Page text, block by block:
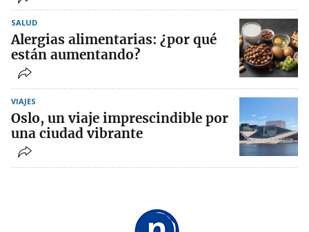
SALUD
Alergias alimentarias: ¿por qué
están aumentando?
VIAJES
Oslo, un viaje imprescindible por
una ciudad vibrante